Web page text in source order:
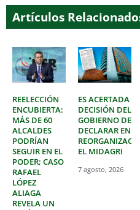
Artículos
REELECCIÓN
ENCUBIERTA:
MÁS DE 60
ALCALDES
PODRÍAN
SEGUIR EN EL
PODER; CASO
RAFAEL
LÓPEZ
ALIAGA
REVELA UN
ES ACERTADA
DECISIÓN DEL
GOBIERNO DE
DECLARAR EN
EL MIDAGRI
7 agosto, 2026